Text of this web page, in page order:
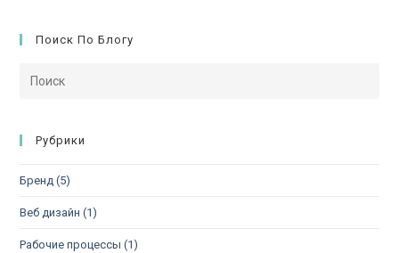
Поиск По Блогу
Рубрики
Бренд (5)
Веб дизайн (1)
Рабочие процессы (1)